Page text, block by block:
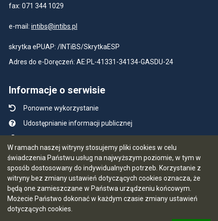
W ramach naszej witryny stosujemy pliki cookies w celu
świadczenia Państwu usług na najwyższym poziomie, w tym w
sposób dostosowany do indywidualnych potrzeb. Korzystanie z
witryny bez zmiany ustawień dotyczących cookies oznacza, że
będą one zamieszczane w Państwa urządzeniu końcowym.
Możecie Państwo dokonać w każdym czasie zmiany ustawień
dotyczących cookies.
fax: 071 344 1029
e-mail: intibs@intibs.pl
skrytka ePUAP: /INTiBS/SkrytkaESP
Adres do e-Doręczeń: AE:PL-41331-34134-GASDU-24
Informacje o serwisie
Ponowne wykorzystanie
Udostępnianie informacji publicznej
Mapa serwisu
Instrukcja obsługi
Statystyki oglądalności
Ostatnio dodane
Ostatnia aktualizacja BIP: 03.08.2026 13:32